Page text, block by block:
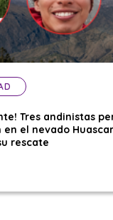
Tres andinistas
en el nevado
rescate